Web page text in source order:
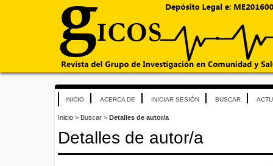
INICIO ACERCA DE INICIAR SESIÓN BUSCAR
Inicio > Buscar > Detalles de autor/a
Detalles de autor/a